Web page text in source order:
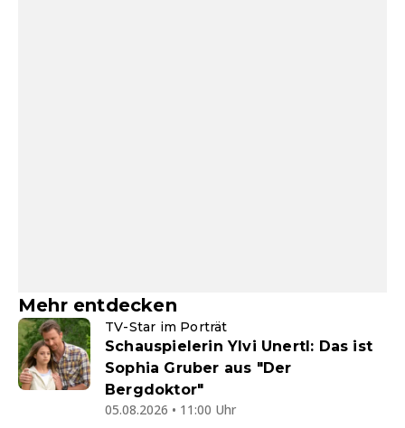
Mehr entdecken
TV-Star im Porträt
Schauspielerin Ylvi Unertl: Das ist
Sophia Gruber aus "Der
Bergdoktor"
05.08.2026 • 11:00 Uhr